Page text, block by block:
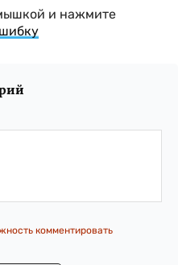
и нажмите
комментировать